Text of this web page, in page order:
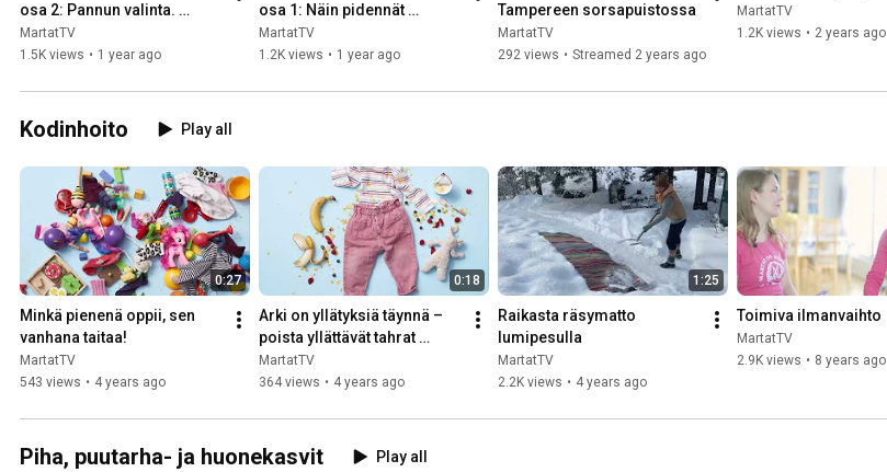
osa 2: Pannun valinta.
Millainen pannu on hyvä
arkipannu?
MartatTV
1.5K views • 1 year ago
osa 1: Näin pidennät
pinnoitetun pannun
käyttöikää
MartatTV
1.2K views • 1 year ago
Tampereen sorsapuistossa
MartatTV
292 views • Streamed 2 years ago
MartatTV
1.2K views • 2 years ago
Kodinhoito Play all
0:27
Minkä pienenä oppii, sen
vanhana taitaa!
MartatTV
543 views • 4 years ago
0:18
Arki on yllätyksiä täynnä –
poista yllättävät tahrat
kotikonstein
MartatTV
364 views • 4 years ago
1:25
Raikasta räsymatto
lumipesulla
MartatTV
2.2K views • 4 years ago
Toimiva ilmanvaihto
MartatTV
2.9K views • 8 years ago
Piha, puutarha- ja huonekasvit Play all